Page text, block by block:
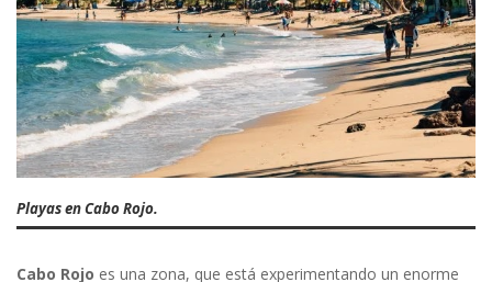
Playas en Cabo Rojo.
Cabo Rojo es una zona, que está experimentando un enorme